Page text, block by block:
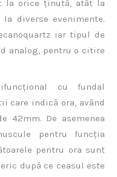
la orice ținută, atât la
diverse evenimente.
iar tipul de
analog, pentru o citire
cu fundal
care indică ora, având
42mm. De asemenea
pentru funcția
pentru ora sunt
după ce ceasul este